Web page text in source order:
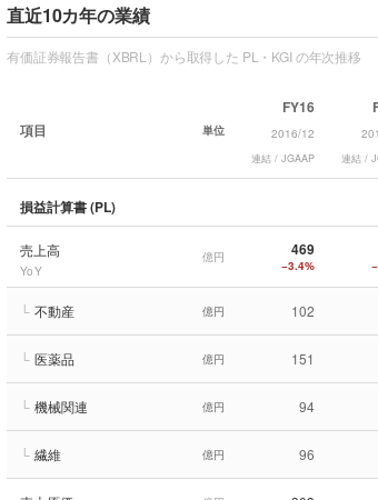
直近10カ年の業績
有価証券報告書（XBRL）から取得した PL・KGI の年次推移
項目 単位
FY16
2016/12
連結 / JGAAP 連結 /
損益計算書 (PL)
売上高
YoY
億円 469
−3.4%
└ 不動産 億円 102
└ 医薬品 億円 151
└ 機械関連 億円 94
└ 繊維 億円 96